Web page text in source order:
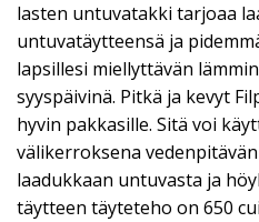
lasten untuvatakki tarjoaa
untuvatäytteensä ja
lapsillesi miellyttävän
syyspäivinä. Pitkä ja kevyt
hyvin pakkasille. Sitä voi
välikerroksena
laadukkaan untuvasta ja
täytteen täyteteho on 650